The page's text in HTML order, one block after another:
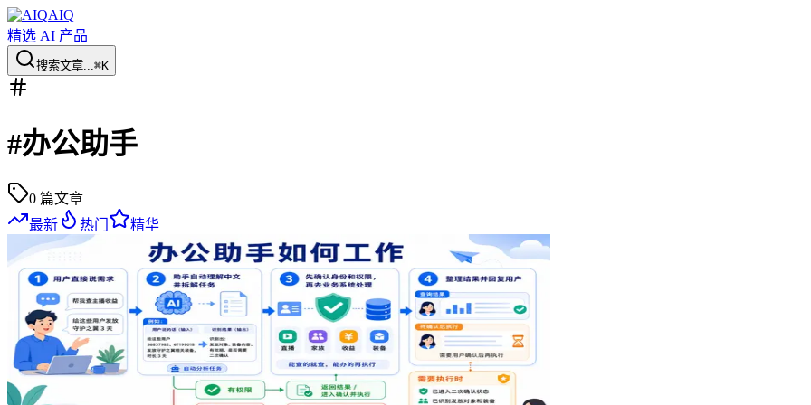
AIQ
精选 AI 产品
搜索文章...⌘K
#办公助手
0 篇文章
最新
热门 精华